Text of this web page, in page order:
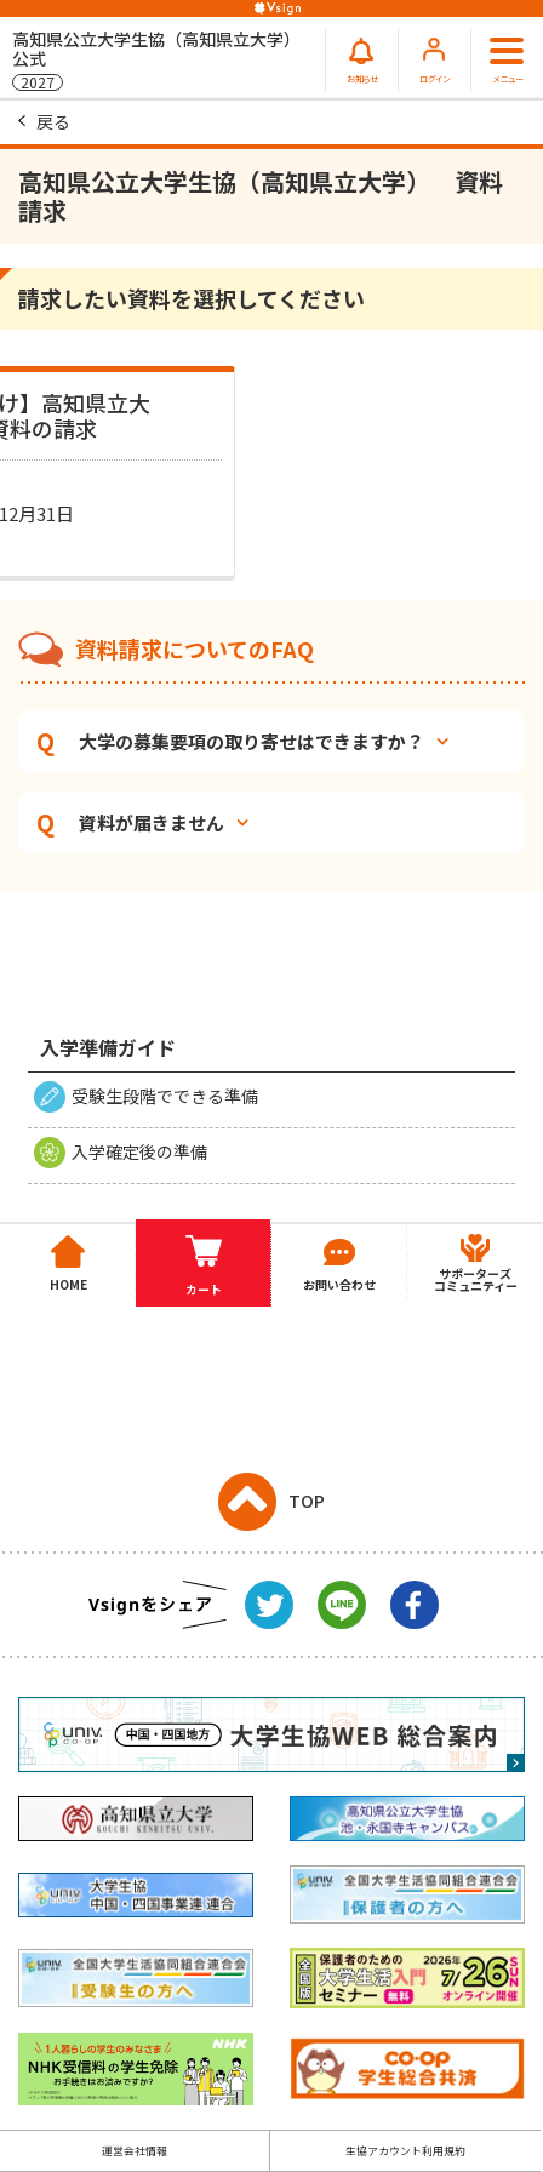
高知県公立大学生協（高知県立大学）
公式
2027 お知らせ ログイン メニュー
戻る
高知県公立大学生協（高知県立大学） 資料
請求
請求したい資料を選択してください
】高知県立大
料の請求
月31日
資料請求についてのFAQ
大学の募集要項の取り寄せはできますか？
資料が届きません
入学準備ガイド
受験生段階でできる準備
入学確定後の準備
HOME カート お問い合わせ
サポーターズ
コミュニティー
TOP
運営会社情報 生協アカウント利用規約